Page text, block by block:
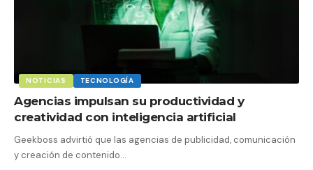
NOTICIAS TECNOLOGÍA
Agencias impulsan su productividad y
creatividad con inteligencia artificial
Geekboss advirtió que las agencias de publicidad, comunicación
y creación de contenido…